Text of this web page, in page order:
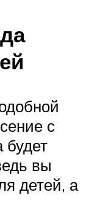
с
будет
вы
детей, а